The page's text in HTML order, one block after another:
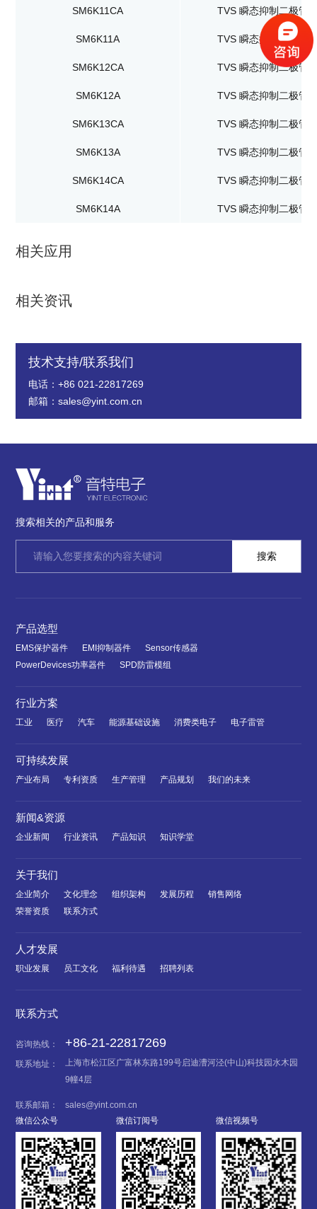
SM6K11CA TVS 瞬态抑制二极管
SM6K11A TVS 瞬态抑制二极管
SM6K12CA TVS 瞬态抑制二极管
SM6K12A TVS 瞬态抑制二极管
SM6K13CA TVS 瞬态抑制二极管
SM6K13A TVS 瞬态抑制二极管
SM6K14CA TVS 瞬态抑制二极管
SM6K14A TVS 瞬态抑制二极管
相关应用
相关资讯
技术支持/联系我们
电话：+86 021-22817269
邮箱：sales@yint.com.cn
搜索相关的产品和服务
产品选型
EMS保护器件 EMI抑制器件
Sensor传感器
PowerDevices功率器件
SPD防雷模组
行业方案
工业 医疗 汽车 能源基础设施 消费类电子 电子雷管
可持续发展
产业布局 专利资质 生产管理 产品规划 我们的未来
新闻&资源
企业新闻 行业资讯 产品知识 知识学堂
关于我们
企业简介 文化理念 组织架构 发展历程
销售网络
荣誉资质
联系方式
人才发展
职业发展 员工文化 福利待遇 招聘列表
联系方式
咨询热线： +86-21-22817269
联系地址：
上海市松江区广富林东路199号启迪漕河泾(中山)科技园水木园
9幢4层
联系邮箱：
sales@yint.com.cn
微信公众号
微信订阅号 微信视频号